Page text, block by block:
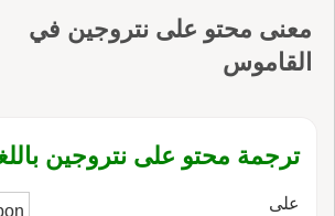
معنى محتو على نتروجين في
القاموس
ترجمة محتو على نتروجين
على